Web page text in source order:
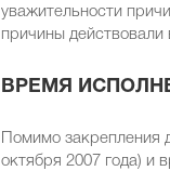
уважительности
причины действовали
ВРЕМЯ
Помимо закрепления
октября 2007 года) и